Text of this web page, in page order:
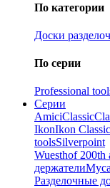
По категории
Доски
По серии
Professional
Серии
AmiciClassic
IkonIkon Classiс
toolsSilverpoint
Wuesthof 200th
держатели
Разделочные